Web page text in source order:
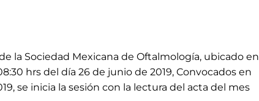
la Sociedad Mexicana de Oftalmología, ubicado en
hrs del día 26 de junio de 2019, Convocados en
se inicia la sesión con la lectura del acta del mes